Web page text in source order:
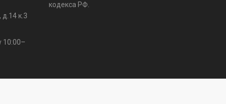
д.14 к.3
10:00–
кодекса РФ.